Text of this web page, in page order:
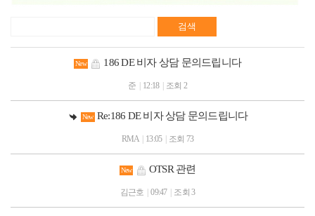
검색
New 186 DE 비자 상담 문의드립니다
준 12:18 조회 2
NewRe:186 DE 비자 상담 문의드립니다
RMA 13:05 조회 73
New OTSR 관련
김근호 09:47 조회 3